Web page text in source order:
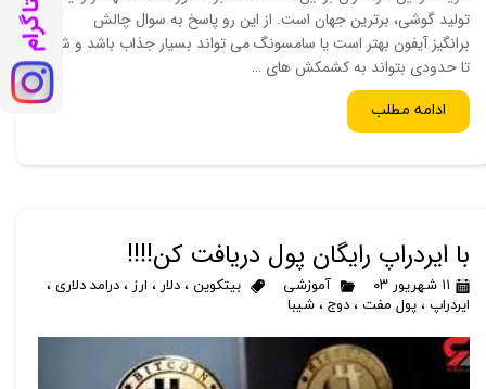
تولید گوشی، برترین جهان است. از این رو پاسخ به سوال چالش
برانگیز آیفون بهتر است یا سامسونگ می تواند بسیار جذاب باشد و شاید
تا حدودی بتواند به کشمکش های …
ادامه مطلب
با ایردراپ رایگان پول دریافت کن!!!!
۱۱ شهریور ۰۳ آموزشی بیتکوین ، دلار ، ارز ، درامد دلاری ،
ایردراپ ، پول مفت ، دوج ، شیبا